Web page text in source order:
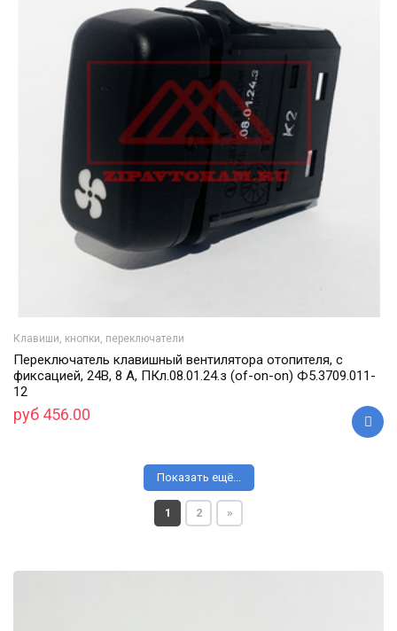
Клавиши, кнопки, переключатели
Переключатель клавишный вентилятора отопителя, с
фиксацией, 24В, 8 А, ПКл.08.01.24.з (of-on-on) Ф5.3709.011-
12
руб 456.00
Показать ещё...
1 2 »